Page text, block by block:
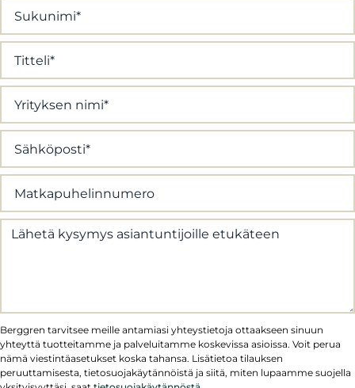
Berggren tarvitsee meille antamiasi yhteystietoja ottaakseen sinuun
yhteyttä tuotteitamme ja palveluitamme koskevissa asioissa. Voit perua
nämä viestintäasetukset koska tahansa. Lisätietoa tilauksen
peruuttamisesta, tietosuojakäytännöistä ja siitä, miten lupaamme suojella